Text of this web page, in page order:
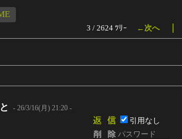
3 / 2624 ﾂﾘｰ ←次へ｜
- 26/3/16(月) 21:20 -
引用なし
パスワード